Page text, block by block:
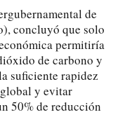
de
concluyó que solo
permitiría
de carbono y
suficiente rapidez
y evitar
50% de reducción